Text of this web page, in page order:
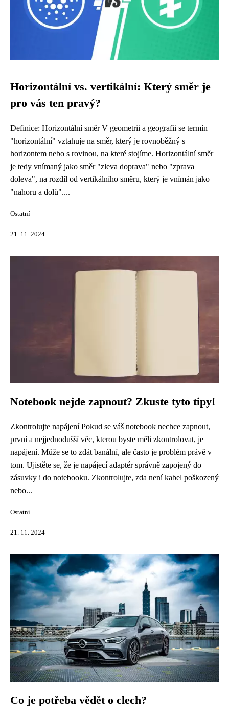
Horizontální vs. vertikální: Který směr je
pro vás ten pravý?
Definice: Horizontální směr V geometrii a geografii se termín
"horizontální" vztahuje na směr, který je rovnoběžný s
horizontem nebo s rovinou, na které stojíme. Horizontální směr
je tedy vnímaný jako směr "zleva doprava" nebo "zprava
doleva", na rozdíl od vertikálního směru, který je vnímán jako
"nahoru a dolů"....
Ostatní
21. 11. 2024
Notebook nejde zapnout? Zkuste tyto tipy!
Zkontrolujte napájení Pokud se váš notebook nechce zapnout,
první a nejjednodušší věc, kterou byste měli zkontrolovat, je
napájení. Může se to zdát banální, ale často je problém právě v
tom. Ujistěte se, že je napájecí adaptér správně zapojený do
zásuvky i do notebooku. Zkontrolujte, zda není kabel poškozený
nebo...
Ostatní
21. 11. 2024
Co je potřeba vědět o clech?